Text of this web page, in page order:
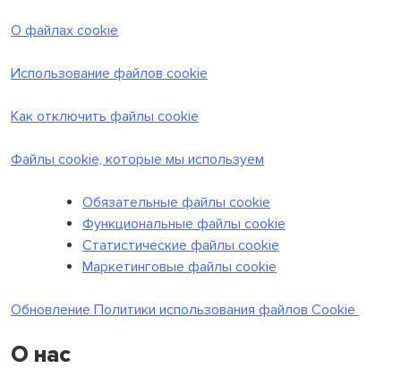
О файлах cookie
Использование файлов cookie
Как отключить файлы cookie
Файлы cookie, которые мы используем
Обязательные файлы cookie
Функциональные файлы cookie
Статистические файлы cookie
Маркетинговые файлы cookie
Обновление Политики использования файлов Cookie
О нас